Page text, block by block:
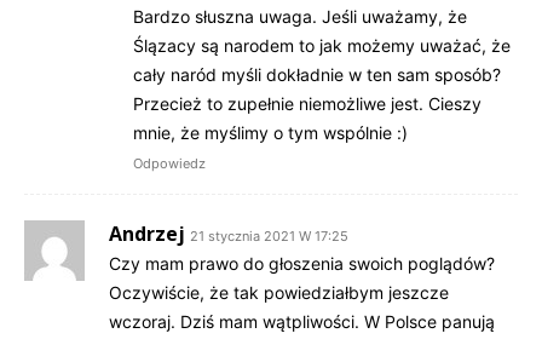
Bardzo słuszna uwaga. Jeśli uważamy, że
Ślązacy są narodem to jak możemy uważać, że
cały naród myśli dokładnie w ten sam sposób?
Przecież to zupełnie niemożliwe jest. Cieszy
mnie, że myślimy o tym wspólnie :)
Odpowiedz
Andrzej 21 stycznia 2021 W 17:25
Czy mam prawo do głoszenia swoich poglądów?
Oczywiście, że tak powiedziałbym jeszcze
wczoraj. Dziś mam wątpliwości. W Polsce panują